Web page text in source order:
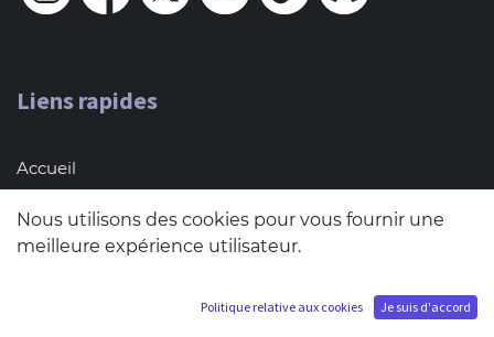
Liens rapides
Accueil
Blog
Terms & conditions of sales
Nous utilisons des cookies pour vous fournir une
meilleure expérience utilisateur.
Politique relative aux cookies Je suis d'accord